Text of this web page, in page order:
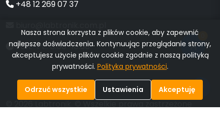
+48 12 269 07 37
Pon.–Pt.: 8:00–16:00
Nasza strona korzysta z plików cookie, aby zapewnić
najlepsze doświadczenia. Kontynuując przeglądanie strony,
akceptujesz użycie plików cookie zgodnie z naszą polityką
prywatności. Polityka prywatności.
Odrzuć wszystkie Ustawienia Akceptuję